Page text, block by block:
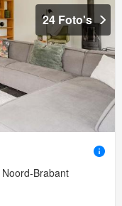
24 Foto's
Brabant